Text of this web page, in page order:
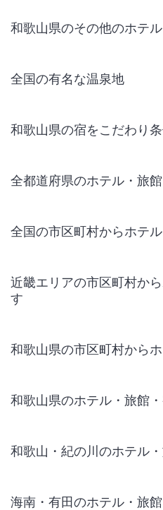
和歌山県のその他のホテ
全国の有名な温泉地
和歌山県の宿をこだわり
全都道府県のホテル・旅
全国の市区町村からホテ
近畿エリアの市区町村か
す
和歌山県の市区町村から
和歌山県のホテル・旅館
和歌山・紀の川のホテル
海南・有田のホテル・旅